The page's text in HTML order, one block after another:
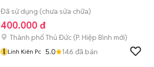
Đã sử dụng (chưa sửa chữa)
400.000 đ
Thành phố Thủ Đức (P. Hiệp Bình mới)
l Linh Kiên Pc 5.0 146 đã bán